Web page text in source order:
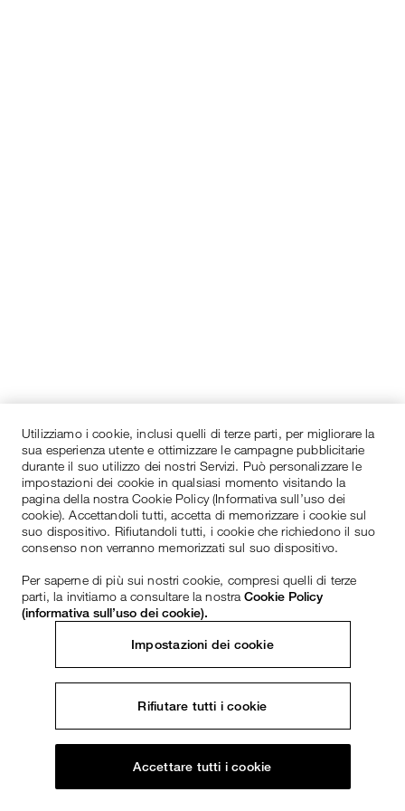
Utilizziamo i cookie, inclusi quelli di terze parti, per migliorare la
sua esperienza utente e ottimizzare le campagne pubblicitarie
durante il suo utilizzo dei nostri Servizi. Può personalizzare le
impostazioni dei cookie in qualsiasi momento visitando la
pagina della nostra Cookie Policy (Informativa sull’uso dei
cookie). Accettandoli tutti, accetta di memorizzare i cookie sul
suo dispositivo. Rifiutandoli tutti, i cookie che richiedono il suo
consenso non verranno memorizzati sul suo dispositivo.
Per saperne di più sui nostri cookie, compresi quelli di terze
parti, la invitiamo a consultare la nostraCookie Policy
(informativa sull’uso dei cookie).
Impostazioni dei cookie
Rifiutare tutti i cookie
Accettare tutti i cookie